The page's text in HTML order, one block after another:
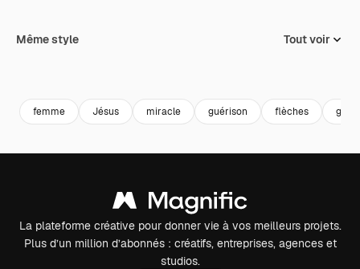
Même style Tout voir
femme Jésus miracle guérison flèches
La plateforme créative pour donner vie à vos meilleurs projets.
Plus d’un million d’abonnés : créatifs, entreprises, agences et
studios.